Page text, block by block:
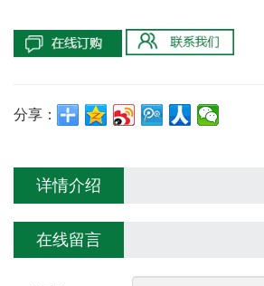
分享：
详情介绍
在线留言